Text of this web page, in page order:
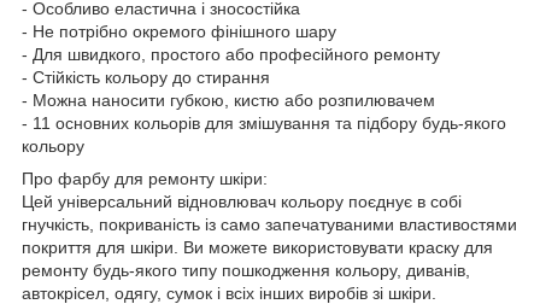
- Особливо еластична і зносостійка
- Не потрібно окремого фінішного шару
- Для швидкого, простого або професійного ремонту
- Стійкість кольору до стирання
- Можна наносити губкою, кистю або розпилювачем
- 11 основних кольорів для змішування та підбору будь-якого
кольору
Про фарбу для ремонту шкіри:
Цей універсальний відновлювач кольору поєднує в собі
гнучкість, покриваність із само запечатуваними властивостями
покриття для шкіри. Ви можете використовувати краску для
ремонту будь-якого типу пошкодження кольору, диванів,
автокрісел, одягу, сумок і всіх інших виробів зі шкіри.